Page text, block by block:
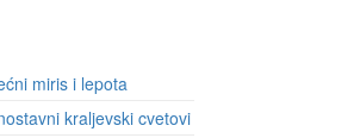
miris i lepota
kraljevski cvetovi